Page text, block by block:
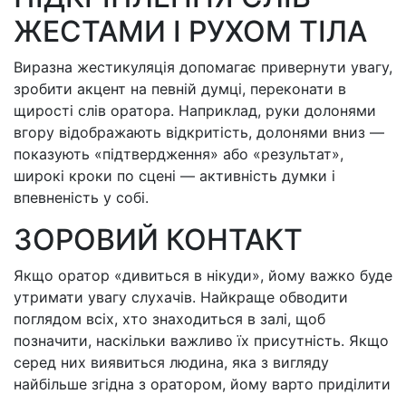
ЖЕСТАМИ І РУХОМ ТІЛА
Виразна жестикуляція допомагає привернути увагу,
зробити акцент на певній думці, переконати в
щирості слів оратора. Наприклад, руки долонями
вгору відображають відкритість, долонями вниз —
показують «підтвердження» або «результат»,
широкі кроки по сцені — активність думки і
впевненість у собі.
ЗОРОВИЙ КОНТАКТ
Якщо оратор «дивиться в нікуди», йому важко буде
утримати увагу слухачів. Найкраще обводити
поглядом всіх, хто знаходиться в залі, щоб
позначити, наскільки важливо їх присутність. Якщо
серед них виявиться людина, яка з вигляду
найбільше згідна з оратором, йому варто приділити